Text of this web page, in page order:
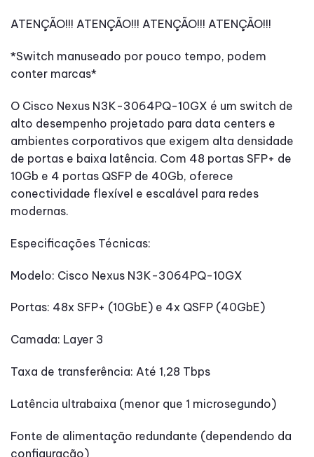
ATENÇÃO!!! ATENÇÃO!!! ATENÇÃO!!! ATENÇÃO!!!
*Switch manuseado por pouco tempo, podem
conter marcas*
O Cisco Nexus N3K-3064PQ-10GX é um switch de
alto desempenho projetado para data centers e
ambientes corporativos que exigem alta densidade
de portas e baixa latência. Com 48 portas SFP+ de
10Gb e 4 portas QSFP de 40Gb, oferece
conectividade flexível e escalável para redes
modernas.
Especificações Técnicas:
Modelo: Cisco Nexus N3K-3064PQ-10GX
Portas: 48x SFP+ (10GbE) e 4x QSFP (40GbE)
Camada: Layer 3
Taxa de transferência: Até 1,28 Tbps
Latência ultrabaixa (menor que 1 microsegundo)
Fonte de alimentação redundante (dependendo da
configuração)